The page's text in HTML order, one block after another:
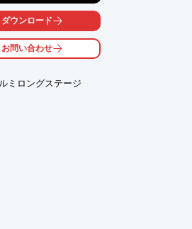
ります。夏場でも裸足で歩ける木の温か
ダウンロード
お問い合わせ
ミロングステージ